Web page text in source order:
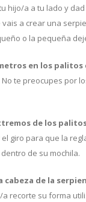
hijo/a a tu lado y
vais a crear una
o la pequeña
en los palitos
te preocupes por
de los
giro para que la
de su mochila.
cabeza de la
recorte su forma